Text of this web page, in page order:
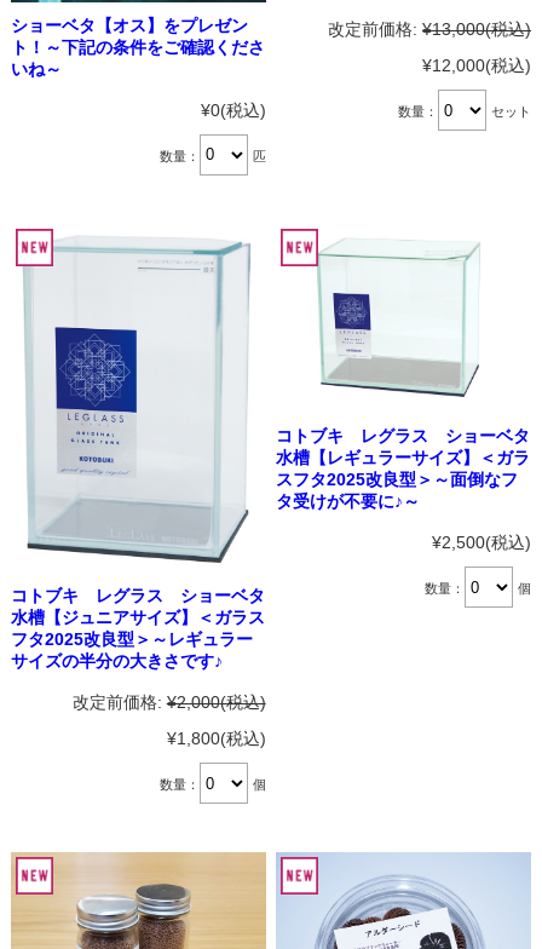
ショーベタ【オス】をプレゼン
ト！～下記の条件をご確認くださ
いね～
¥0(税込)
数量： 匹
改定前価格: ¥13,000(税込)
¥12,000(税込)
数量： セット
コトブキ レグラス ショーベタ
水槽【ジュニアサイズ】＜ガラス
フタ2025改良型＞～レギュラー
サイズの半分の大きさです♪
改定前価格: ¥2,000(税込)
¥1,800(税込)
数量： 個
コトブキ レグラス ショーベタ
水槽【レギュラーサイズ】＜ガラ
スフタ2025改良型＞～面倒なフ
タ受けが不要に♪～
¥2,500(税込)
数量： 個